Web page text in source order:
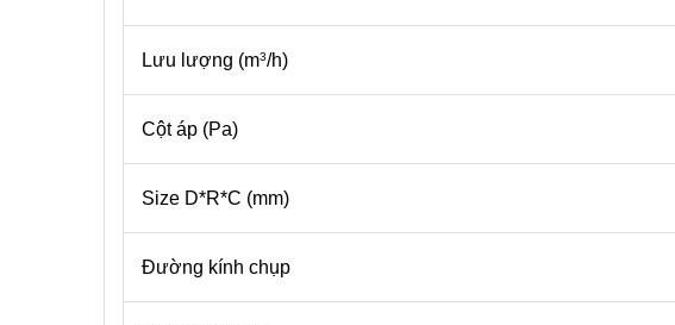
Lưu lượng (m3/h)
Cột áp (Pa)
Size D*R*C (mm)
Đường kính chụp